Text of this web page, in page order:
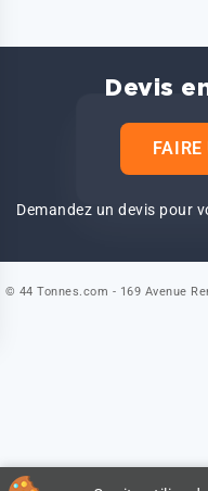
Devis
FAIRE
Demandez un devis pour
© 44 Tonnes.com - 169 Avenue